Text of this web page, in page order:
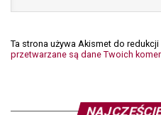
Ta strona używa Akismet do redukcji
przetwarzane są dane Twoich